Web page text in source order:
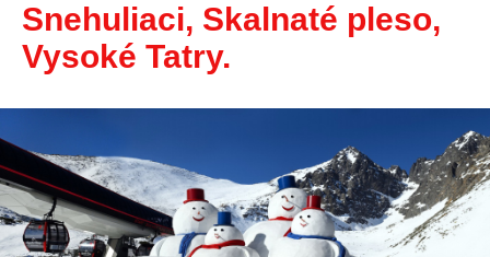
Snehuliaci, Skalnaté pleso,
Vysoké Tatry.